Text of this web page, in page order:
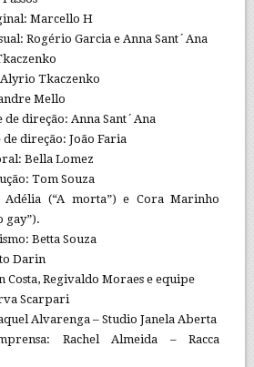
Marcello H
Rogério Garcia e Anna Sant´Ana
Tkaczenko
Mello
de direção: Anna Sant´Ana
de direção: João Faria
Bella Lomez
Tom Souza
Adélia (“A morta”) e Cora Marinho
gay”).
Betta Souza
Darin
Costa, Regivaldo Moraes e equipe
Scarpari
Alvarenga – Studio Janela Aberta
Rachel Almeida – Racca